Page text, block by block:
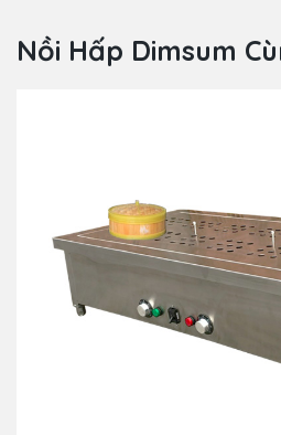
Nồi Hấp Dimsum